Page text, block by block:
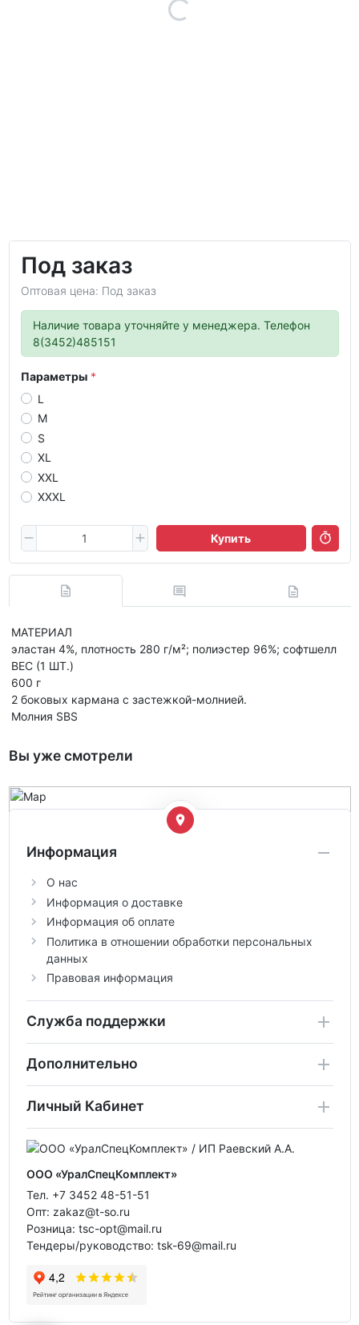
Под заказ
Оптовая цена: Под заказ
Наличие товара уточняйте у менеджера. Телефон
8(3452)485151
Параметры
L
M
S
XL
XXL
XXXL
Купить
МАТЕРИАЛ
эластан 4%, плотность 280 г/м²; полиэстер 96%; софтшелл
ВЕС (1 ШТ.)
600 г
2 боковых кармана с застежкой-молнией.
Молния SBS
Вы уже смотрели
Информация
О нас
Информация о доставке
Информация об оплате
Политика в отношении обработки персональных
данных
Правовая информация
Служба поддержки
Дополнительно
Личный Кабинет
ООО «УралСпецКомплект»
Тел. +7 3452 48-51-51
Опт: zakaz@t-so.ru
Розница: tsc-opt@mail.ru
Тендеры/руководство: tsk-69@mail.ru